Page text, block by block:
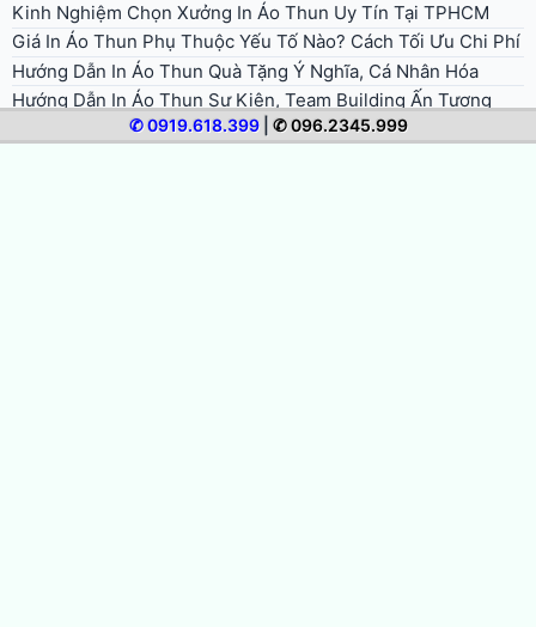
✆ 0919.618.399| ✆ 096.2345.999
Kinh Nghiệm Chọn Xưởng In Áo Thun Uy Tín Tại TPHCM
Giá In Áo Thun Phụ Thuộc Yếu Tố Nào? Cách Tối Ưu Chi Phí
Hướng Dẫn In Áo Thun Quà Tặng Ý Nghĩa, Cá Nhân Hóa
Hướng Dẫn In Áo Thun Sự Kiện, Team Building Ấn Tượng
Hướng Dẫn In Áo Gia Đình, Áo Đôi Ý Nghĩa Cho Mọi Dịp